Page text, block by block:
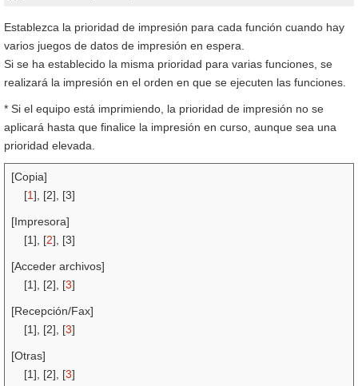
Establezca la prioridad de impresión para cada función cuando hay
varios juegos de datos de impresión en espera.
Si se ha establecido la misma prioridad para varias funciones, se
realizará la impresión en el orden en que se ejecuten las funciones.
* Si el equipo está imprimiendo, la prioridad de impresión no se
aplicará hasta que finalice la impresión en curso, aunque sea una
prioridad elevada.
[Copia]
[1], [2], [3]
[Impresora]
[1], [2], [3]
[Acceder archivos]
[1], [2], [3]
[Recepción/Fax]
[1], [2], [3]
[Otras]
[1], [2], [3]